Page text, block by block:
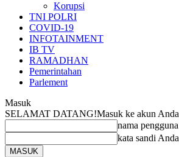
Korupsi
TNI POLRI
COVID-19
INFOTAINMENT
IB TV
RAMADHAN
Pemerintahan
Parlement
Masuk
SELAMAT DATANG!Masuk ke akun Anda
nama pengguna
kata sandi Anda